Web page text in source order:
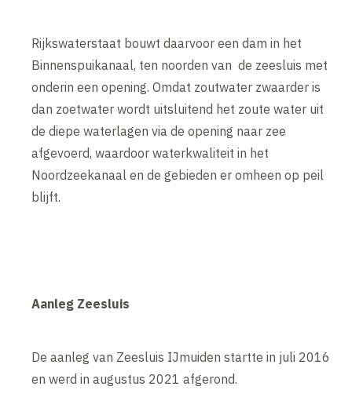
Rijkswaterstaat bouwt daarvoor een dam in het
Binnenspuikanaal, ten noorden van de zeesluis met
onderin een opening. Omdat zoutwater zwaarder is
dan zoetwater wordt uitsluitend het zoute water uit
de diepe waterlagen via de opening naar zee
afgevoerd, waardoor waterkwaliteit in het
Noordzeekanaal en de gebieden er omheen op peil
blijft.
Aanleg Zeesluis
De aanleg van Zeesluis IJmuiden startte in juli 2016
en werd in augustus 2021 afgerond.